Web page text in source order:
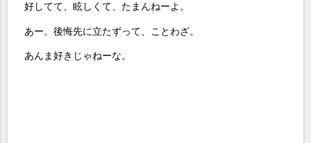
好してて、眩しくて、たまんねーよ。
あー。後悔先に立たずって、ことわざ。
あんま好きじゃねーな。